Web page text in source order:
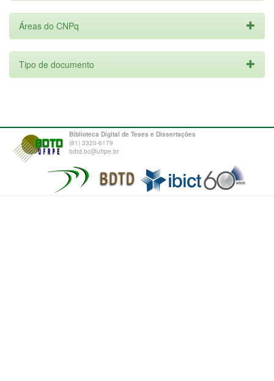
Áreas do CNPq
Tipo de documento
Biblioteca Digital de Teses e Dissertações
(81) 3320-6179
bdtd.bc@ufrpe.br